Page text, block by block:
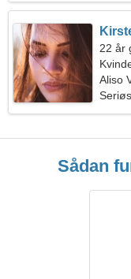
22 år
Aliso
Sådan